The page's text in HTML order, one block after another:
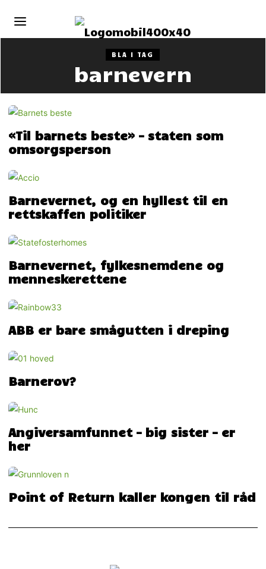
BLA I TAG
barnevern
«Til barnets beste» – staten som
omsorgsperson
Barnevernet, og en hyllest til en
rettskaffen politiker
Barnevernet, fylkesnemdene og
menneskerettene
ABB er bare smågutten i dreping
Barnerov?
Angiversamfunnet – big sister – er
her
Point of Return kaller kongen til råd